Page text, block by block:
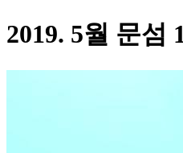
2019. 5월 문섬